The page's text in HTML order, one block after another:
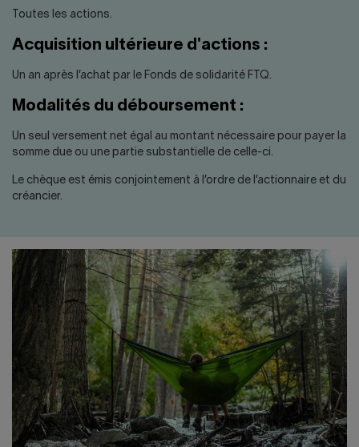
Toutes les actions.
Acquisition ultérieure d'actions :
Un an après l’achat par le Fonds de solidarité FTQ.
Modalités du déboursement :
Un seul versement net égal au montant nécessaire pour payer la
somme due ou une partie substantielle de celle-ci.
Le chèque est émis conjointement à l’ordre de l’actionnaire et du
créancier.